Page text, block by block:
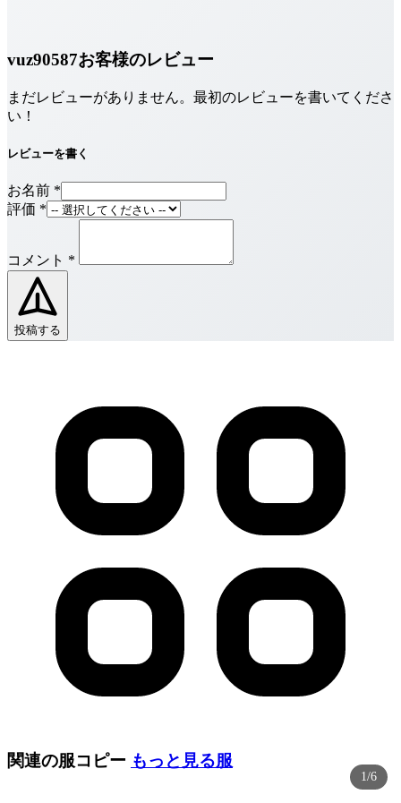
1/6
vuz90587お客様のレビュー
まだレビューがありません。最初のレビューを書いてくださ
い！
レビューを書く
お名前 *
評価 *
コメント *
投稿する
関連の服コピー もっと見る服